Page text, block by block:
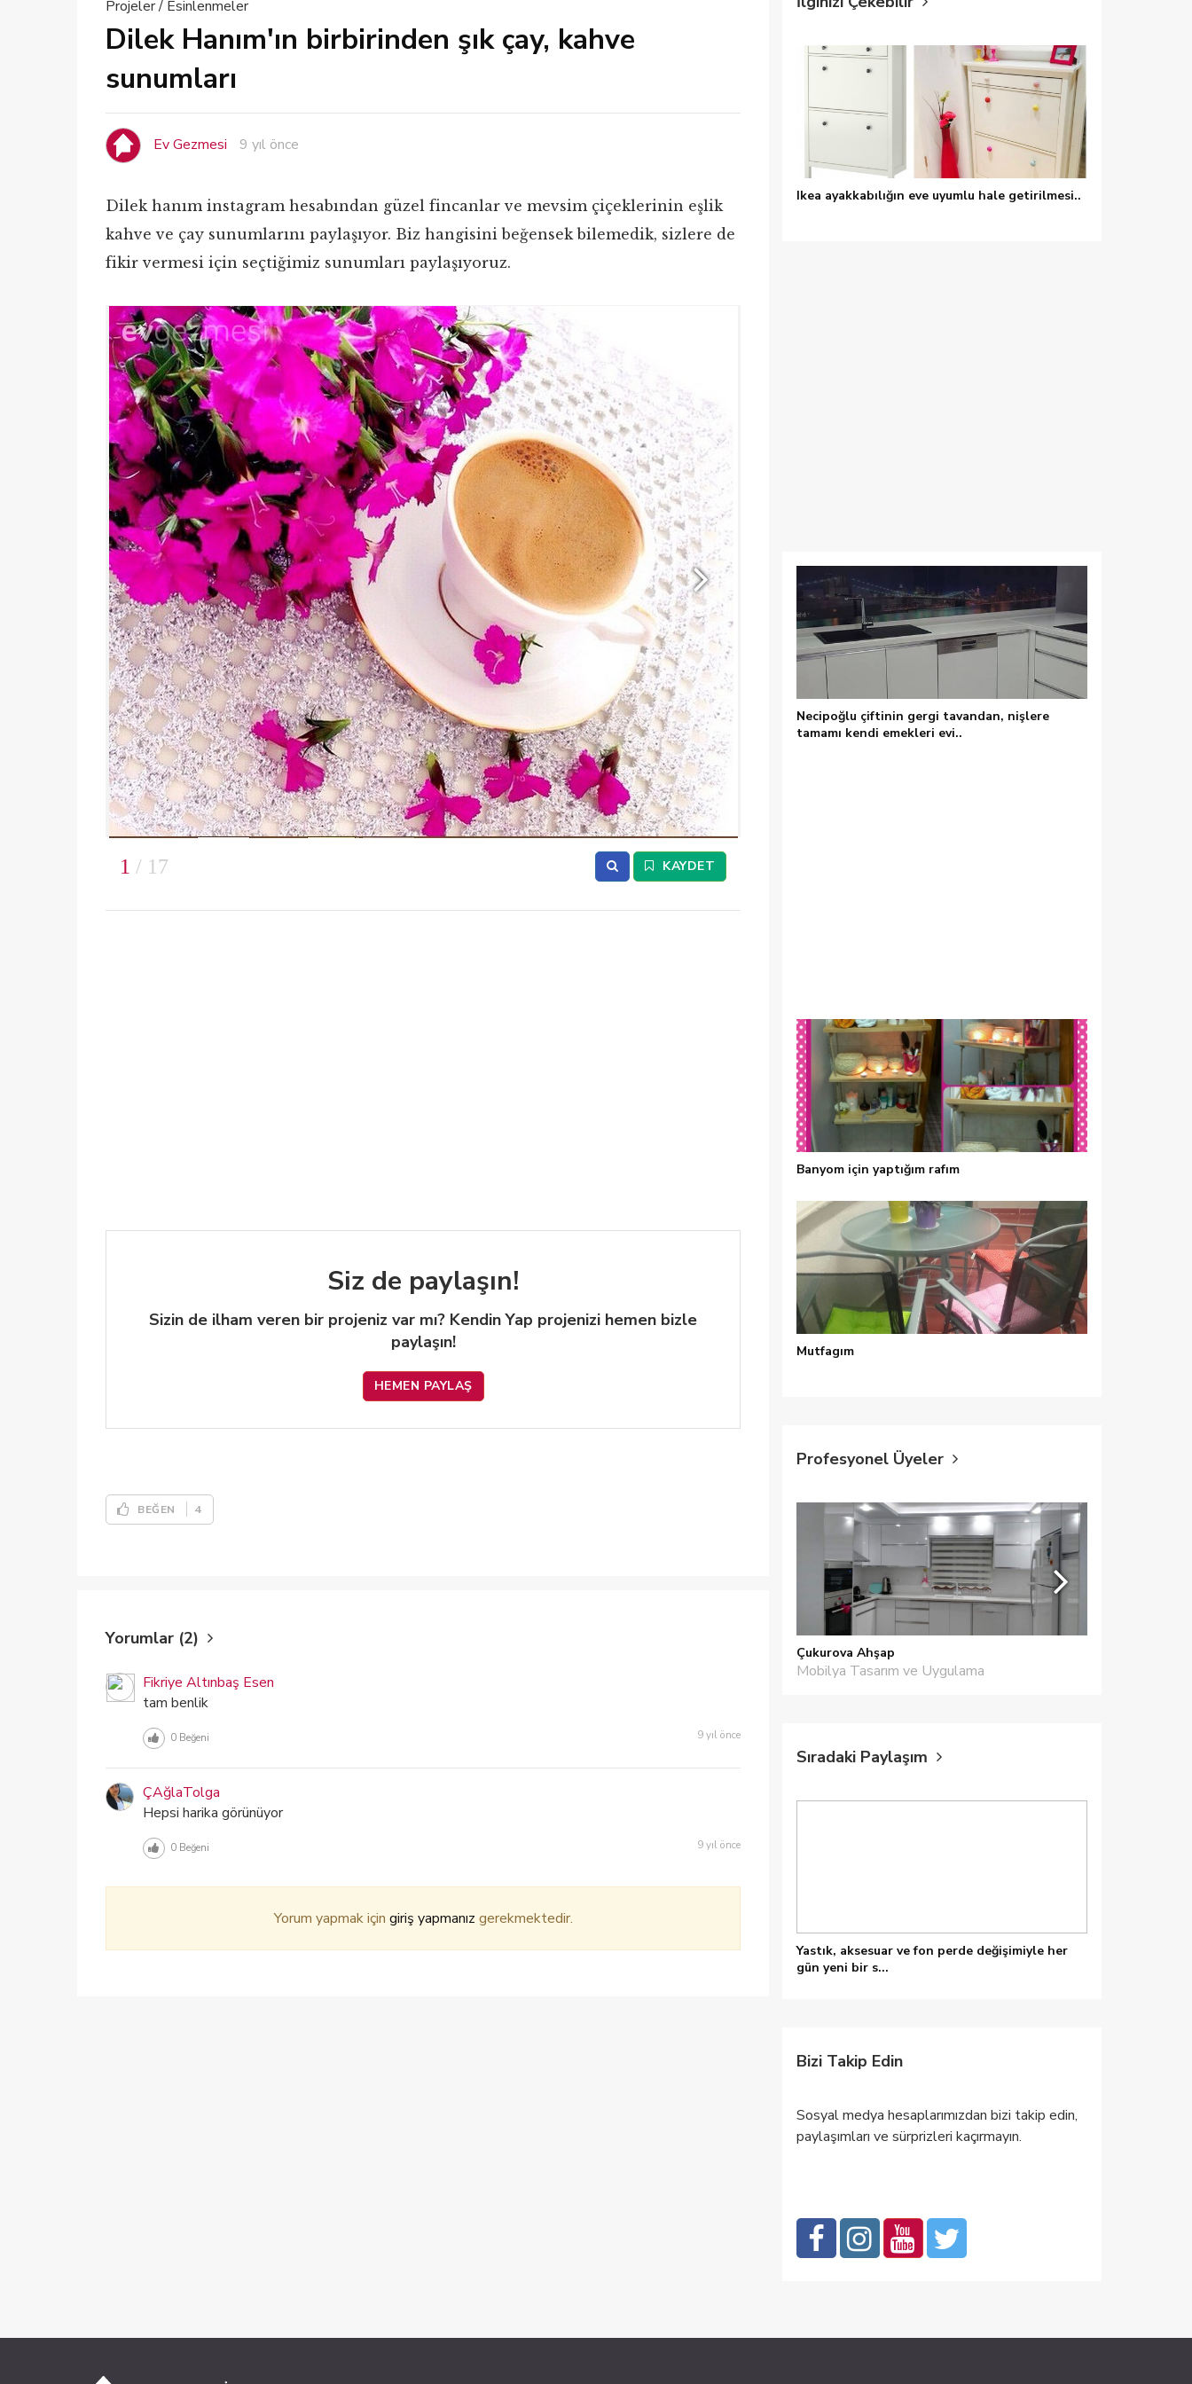
Projeler / Esinlenmeler
Dilek Hanım'ın birbirinden şık çay, kahve
sunumları
Ev Gezmesi 9 yıl önce
Dilek hanım instagram hesabından güzel fincanlar ve mevsim çiçeklerinin eşlik
kahve ve çay sunumlarını paylaşıyor. Biz hangisini beğensek bilemedik, sizlere de
fikir vermesi için seçtiğimiz sunumları paylaşıyoruz.
1 / 17 KAYDET
Siz de paylaşın!
Sizin de ilham veren bir projeniz var mı? Kendin Yap projenizi hemen bizle
paylaşın!
HEMEN PAYLAŞ
BEĞEN 4
Yorumlar (2)
Fikriye Altınbaş Esen
tam benlik
0Beğeni 9 yıl önce
ÇAğlaTolga
Hepsi harika görünüyor
0Beğeni 9 yıl önce
Yorum yapmak için giriş yapmanız gerekmektedir.
Ikea ayakkabılığın eve uyumlu hale getirilmesi..
Necipoğlu çiftinin gergi tavandan, nişlere
tamamı kendi emekleri evi..
Banyom için yaptığım rafım
Mutfagım
Profesyonel Üyeler
Çukurova Ahşap
Mobilya Tasarım ve Uygulama
Sıradaki Paylaşım
Yastık, aksesuar ve fon perde değişimiyle her
gün yeni bir s...
Bizi Takip Edin
Sosyal medya hesaplarımızdan bizi takip edin,
paylaşımları ve sürprizleri kaçırmayın.